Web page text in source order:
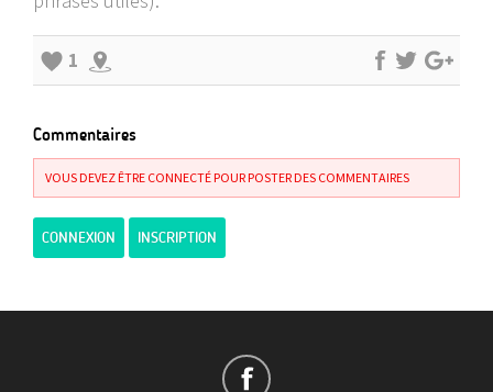
1
Commentaires
VOUS DEVEZ ÊTRE CONNECTÉ POUR POSTER DES COMMENTAIRES
CONNEXION INSCRIPTION